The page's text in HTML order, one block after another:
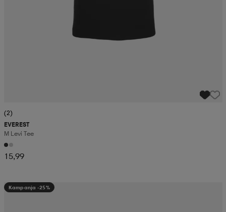
(2)
EVEREST
M Levi Tee
15,99
Kampanja -25%